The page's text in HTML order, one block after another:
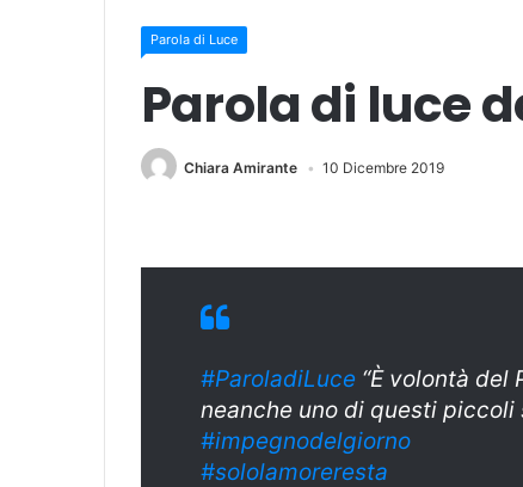
Parola di Luce
Parola di luce
Chiara Amirante 10 Dicembre 2019
#ParoladiLuce “È volontà del
neanche uno di questi piccoli
#impegnodelgiorno
#sololamoreresta